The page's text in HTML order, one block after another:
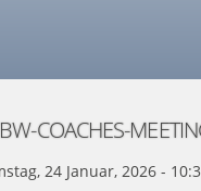
COACHES-
24 Januar, 2026 -